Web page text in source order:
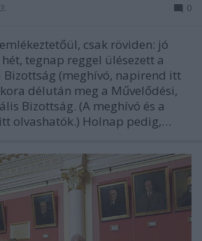
0
csak röviden: jó
tegnap reggel ülésezett a
Bizottság (meghívó, napirend itt
délután meg a Művelődési,
Bizottság. (A meghívó és a
olvashatók.) Holnap pedig,…